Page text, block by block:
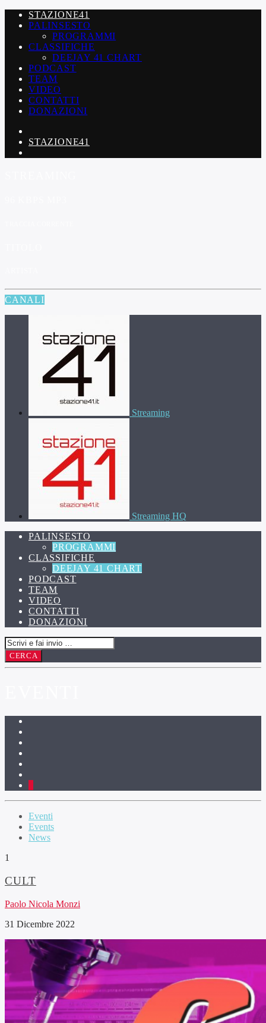
STAZIONE41
PALINSESTO
PROGRAMMI
CLASSIFICHE
DEEJAY 41 CHART
PODCAST
TEAM
VIDEO
CONTATTI
DONAZIONI
STAZIONE41
CANALI
Streaming
Streaming HQ
PALINSESTO
PROGRAMMI
CLASSIFICHE
DEEJAY 41 CHART
PODCAST
TEAM
VIDEO
CONTATTI
DONAZIONI
Eventi
Events
News
1
CULT
Paolo Nicola Monzi
31 Dicembre 2022